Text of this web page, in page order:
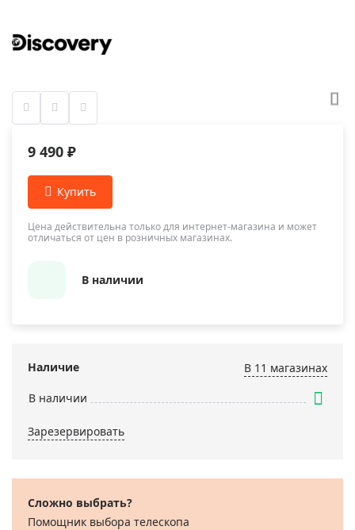
9 490 ₽
Цена действительна только для интернет-магазина и может
отличаться от цен в розничных магазинах.
В наличии
Наличие
В 11 магазинах
В наличии
Зарезервировать
Сложно выбрать?
Помощник выбора телескопа